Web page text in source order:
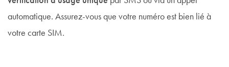
automatique. Assurez-vous que votre numéro est bien lié à
votre carte SIM.